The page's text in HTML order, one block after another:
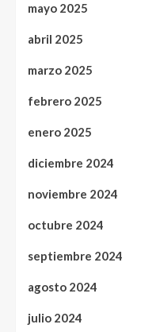
mayo 2025
abril 2025
marzo 2025
febrero 2025
enero 2025
diciembre 2024
noviembre 2024
octubre 2024
septiembre 2024
agosto 2024
julio 2024